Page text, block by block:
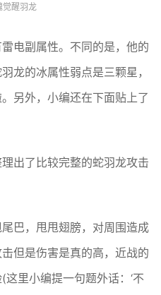
觉醒羽龙
电副属性。不同的是，他的
龙的冰属性弱点是三颗星，
另外，小编还在下面贴上了
出了比较完整的蛇羽龙攻击
巴，甩甩翅膀，对周围造成
但是伤害是真的高，近战的
里小编提一句题外话：‘不